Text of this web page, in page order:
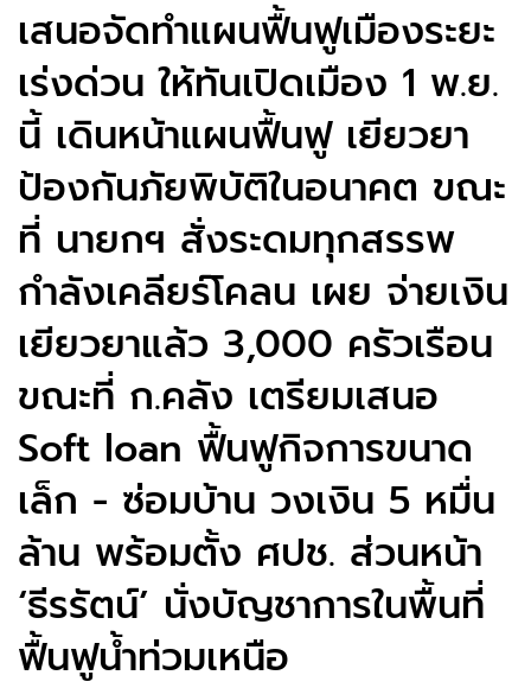
เสนอจัดทำแผนฟื้นฟูเมืองระยะ
เร่งด่วน ให้ทันเปิดเมือง 1 พ.ย.
นี้ เดินหน้าแผนฟื้นฟู เยียวยา
ป้องกันภัยพิบัติในอนาคต ขณะ
ที่ นายกฯ สั่งระดมทุกสรรพ
กำลังเคลียร์โคลน เผย​ จ่ายเงิน
เยียวยาแล้ว​ 3,000 ครัวเรือน​
ขณะที่ ก.คลัง เตรียมเสนอ
Soft loan​ ฟื้นฟูกิจการ​ขนาด
เล็ก​ -​ ซ่อมบ้าน​ วงเงิน​ 5 หมื่น
ล้าน​ พร้อมตั้ง ศปช. ส่วนหน้า
‘ธีรรัตน์’ นั่งบัญชาการในพื้นที่
ฟื้นฟูน้ำท่วมเหนือ